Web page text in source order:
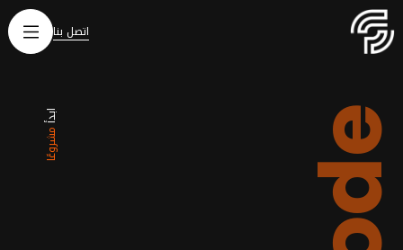
اتصل بنا
ابدأ
مشروعًا